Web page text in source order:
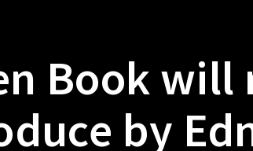
Book
by